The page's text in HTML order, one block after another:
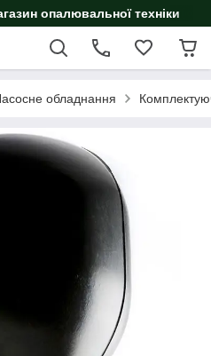
опалювальної техніки
обладнання